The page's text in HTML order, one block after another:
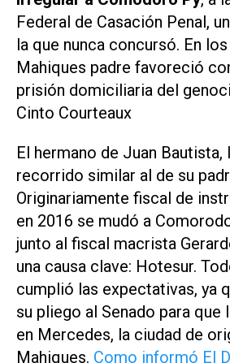
Federal de Casación Penal,
la que nunca concursó. En
Mahiques padre favoreció
prisión domiciliaria del
Cinto Courteaux
El hermano de Juan
recorrido similar al de su
Originariamente fiscal de
en 2016 se mudó a
junto al fiscal macrista
una causa clave: Hotesur.
cumplió las expectativas, ya
su pliego al Senado para que
en Mercedes, la ciudad de
Mahiques. Como informó El